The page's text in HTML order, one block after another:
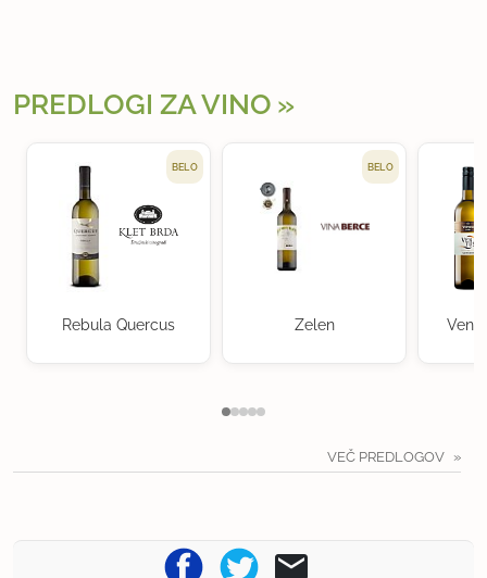
PREDLOGI ZA VINO
BELO
Rebula Quercus
BELO
Zelen
VEČ PREDLOGOV